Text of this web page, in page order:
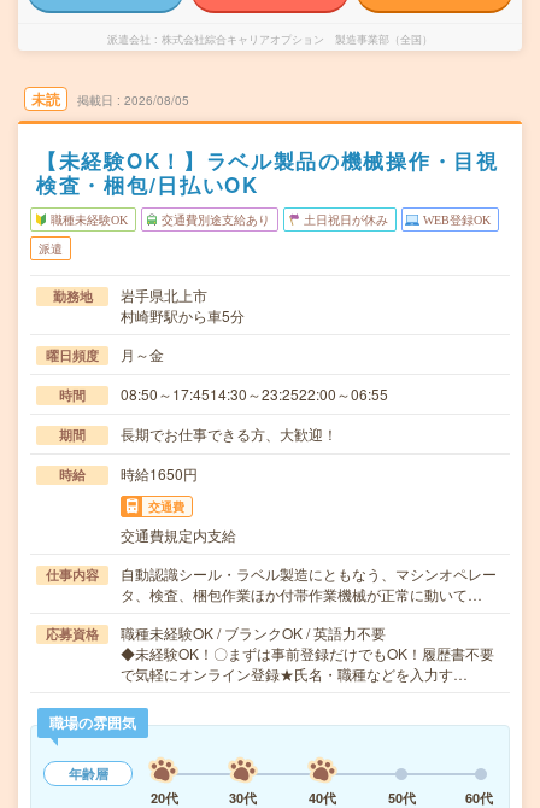
派遣会社 株式会社綜合キャリアオプション 製造事業部（全国）
未読 掲載日 2026/08/05
【未経験OK！】ラベル製品の機械操作・目視
検査・梱包/日払いOK
職種未経験OK 交通費別途支給あり 土日祝日が休み WEB登録OK
派遣
勤務地
岩手県北上市
村崎野駅から車5分
曜日頻度 月～金
時間 08:50～17:4514:30～23:2522:00～06:55
期間 長期でお仕事できる方、大歓迎！
時給 時給1650円
交通費
交通費規定内支給
仕事内容
自動認識シール・ラベル製造にともなう、マシンオペレー
タ、検査、梱包作業ほか付帯作業機械が正常に動いて…
応募資格
職種未経験OK / ブランクOK / 英語力不要
◆未経験OK！〇まずは事前登録だけでもOK！履歴書不要
で気軽にオンライン登録★氏名・職種などを入力す…
職場の雰囲気
年齢層
20代
30代 40代 50代 60代